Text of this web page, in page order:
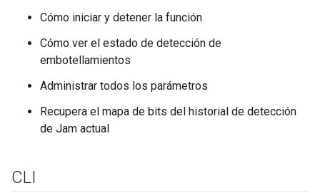
Cómo iniciar y detener la función
Cómo ver el estado de detección de
embotellamientos
Administrar todos los parámetros
Recupera el mapa de bits del historial de detección
de Jam actual
CLI